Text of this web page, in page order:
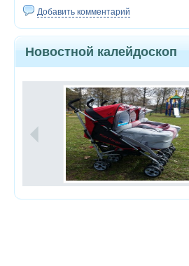
Добавить комментарий
Новостной калейдоскоп